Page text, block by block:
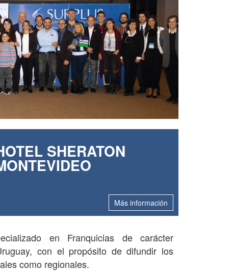
SHERATON
Más información
en Franquicias de carácter
con el propósito de difundir los
como regionales.